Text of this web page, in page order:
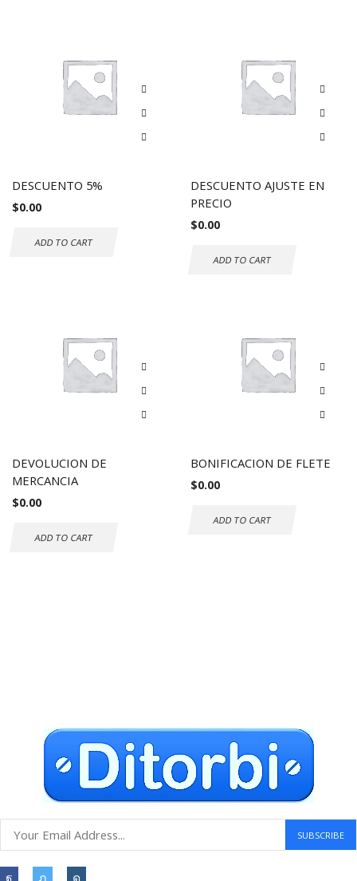
DESCUENTO 5%
$0.00
ADD TO CART
DESCUENTO AJUSTE EN
PRECIO
$0.00
ADD TO CART
DEVOLUCION DE
MERCANCIA
$0.00
ADD TO CART
BONIFICACION DE FLETE
$0.00
ADD TO CART